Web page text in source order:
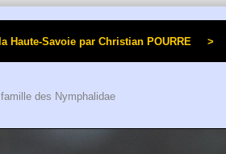
Haute-Savoie par Christian POURRE >
des Nymphalidae